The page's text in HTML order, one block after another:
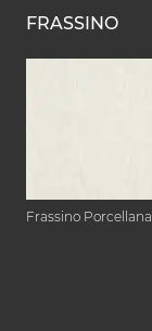
FRASSINO
Frassino Porcellana